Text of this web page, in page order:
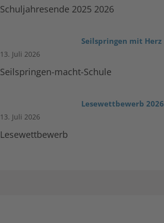
Schuljahresende 2025 2026
Seilspringen mit Herz
13. Juli 2026
Seilspringen-macht-Schule
Lesewettbewerb 2026
13. Juli 2026
Lesewettbewerb